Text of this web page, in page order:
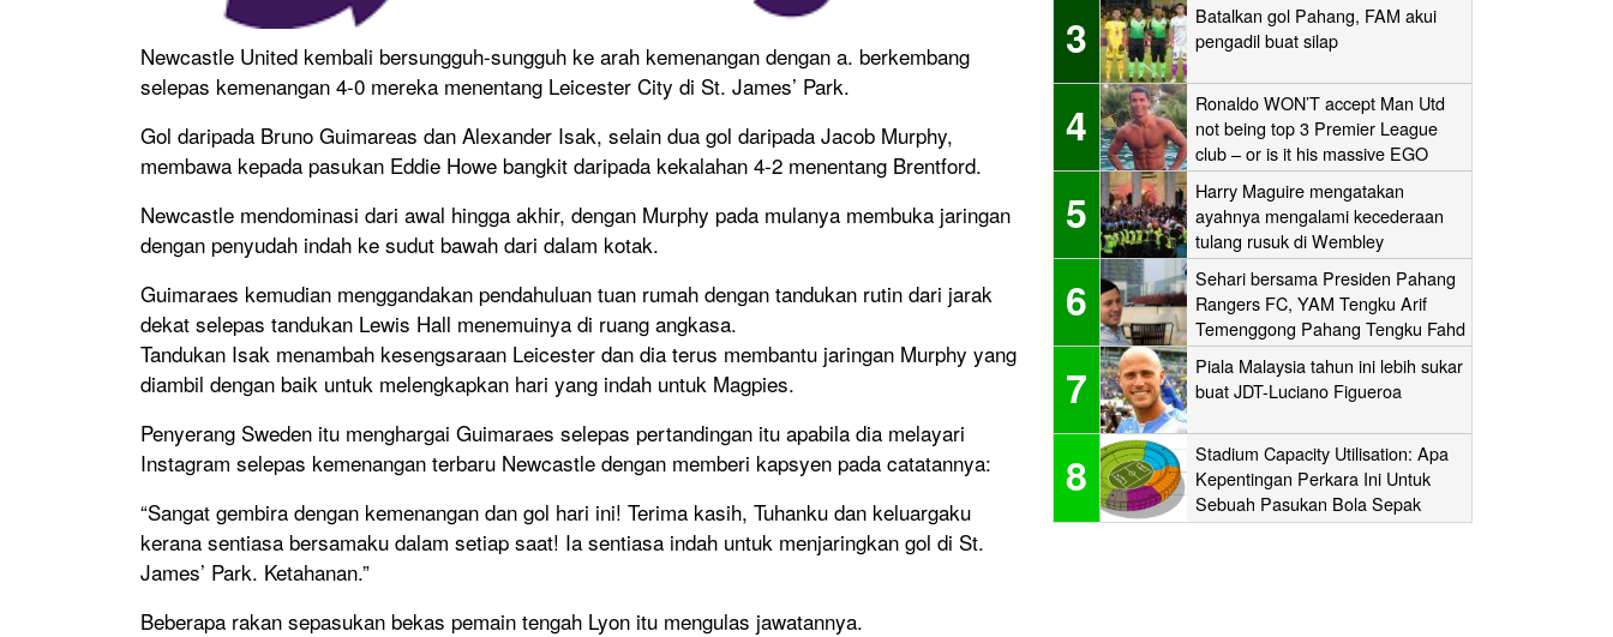
Newcastle United kembali bersungguh-sungguh ke arah kemenangan dengan a. berkembang
selepas kemenangan 4-0 mereka menentang Leicester City di St. James’ Park.
Gol daripada Bruno Guimareas dan Alexander Isak, selain dua gol daripada Jacob Murphy,
membawa kepada pasukan Eddie Howe bangkit daripada kekalahan 4-2 menentang Brentford.
Newcastle mendominasi dari awal hingga akhir, dengan Murphy pada mulanya membuka jaringan
dengan penyudah indah ke sudut bawah dari dalam kotak.
Guimaraes kemudian menggandakan pendahuluan tuan rumah dengan tandukan rutin dari jarak
dekat selepas tandukan Lewis Hall menemuinya di ruang angkasa.
Tandukan Isak menambah kesengsaraan Leicester dan dia terus membantu jaringan Murphy yang
diambil dengan baik untuk melengkapkan hari yang indah untuk Magpies.
Penyerang Sweden itu menghargai Guimaraes selepas pertandingan itu apabila dia melayari
Instagram selepas kemenangan terbaru Newcastle dengan memberi kapsyen pada catatannya:
“Sangat gembira dengan kemenangan dan gol hari ini! Terima kasih, Tuhanku dan keluargaku
kerana sentiasa bersamaku dalam setiap saat! Ia sentiasa indah untuk menjaringkan gol di St.
James’ Park. Ketahanan.”
Beberapa rakan sepasukan bekas pemain tengah Lyon itu mengulas jawatannya.
3
Batalkan gol Pahang, FAM akui
pengadil buat silap
4
Ronaldo WON’T accept Man Utd
not being top 3 Premier League
club – or is it his massive EGO
speaking?
5
Harry Maguire mengatakan
ayahnya mengalami kecederaan
tulang rusuk di Wembley
‘stampede’
6
Sehari bersama Presiden Pahang
Rangers FC, YAM Tengku Arif
Temenggong Pahang Tengku Fahd
Mua’adzam Shah Ibni Sultan Haji
Ahmad Shah
7
Piala Malaysia tahun ini lebih sukar
buat JDT-Luciano Figueroa
8
Stadium Capacity Utilisation: Apa
Kepentingan Perkara Ini Untuk
Sebuah Pasukan Bola Sepak